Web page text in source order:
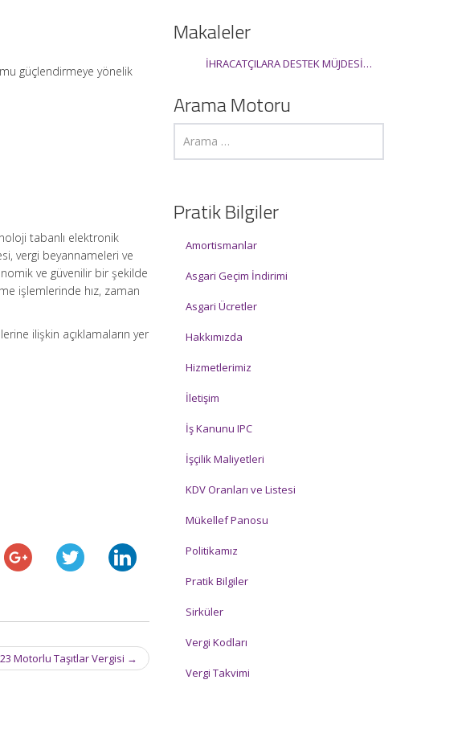
güçlendirmeye yönelik
tabanlı elektronik
vergi beyannameleri ve
ve güvenilir bir şekilde
işlemlerinde hız, zaman
ilişkin açıklamaların yer
Motorlu Taşıtlar Vergisi →
Makaleler
İHRACATÇILARA DESTEK MÜJDESİ…
Arama Motoru
Pratik Bilgiler
Amortismanlar
Asgari Geçim İndirimi
Asgari Ücretler
Hakkımızda
Hizmetlerimiz
İletişim
İş Kanunu IPC
İşçilik Maliyetleri
KDV Oranları ve Listesi
Mükellef Panosu
Politikamız
Pratik Bilgiler
Sirküler
Vergi Kodları
Vergi Takvimi